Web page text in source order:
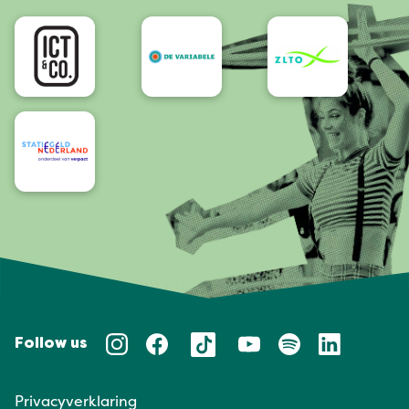
Bereikbaarheid/Toegankelijkheid
Follow us
Privacyverklaring